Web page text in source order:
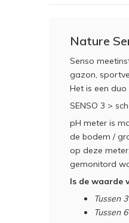
Nature
Senso
gazon,
Het is een
SENSO 3 >
pH meter is
de bodem /
op deze
gemonitord
Is de waarde
Tussen
Tussen